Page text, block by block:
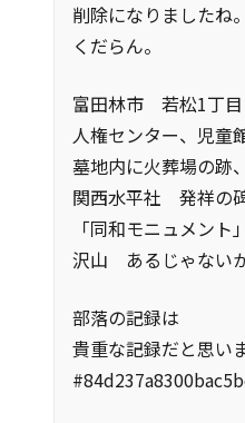
削除になりましたね。
くだらん。
富田林市 若松1丁目
人権センター、児童
墓地内に火葬場の跡、
関西水平社 発祥の
「同和モニュメント
沢山 あるじゃないか
部落の記録は
貴重な記録だと思い